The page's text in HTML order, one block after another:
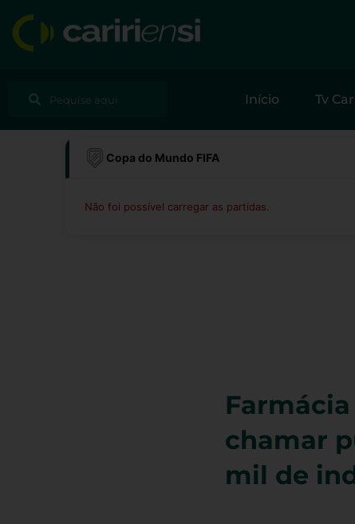
para
Pesquisar
Início Tv
Copa do Mundo FIFA
Não foi possível carregar as partidas.
chamar
mil de